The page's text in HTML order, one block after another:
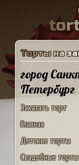
tor
Торты на за
город
Петербург
Заказать торт
Главная
Детские торты
Свадебные торты